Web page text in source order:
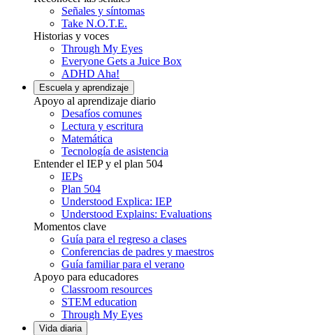
Señales y síntomas
Take N.O.T.E.
Historias y voces
Through My Eyes
Everyone Gets a Juice Box
ADHD Aha!
Escuela y aprendizaje
Apoyo al aprendizaje diario
Desafíos comunes
Lectura y escritura
Matemática
Tecnología de asistencia
Entender el IEP y el plan 504
IEPs
Plan 504
Understood Explica: IEP
Understood Explains: Evaluations
Momentos clave
Guía para el regreso a clases
Conferencias de padres y maestros
Guía familiar para el verano
Apoyo para educadores
Classroom resources
STEM education
Through My Eyes
Vida diaria